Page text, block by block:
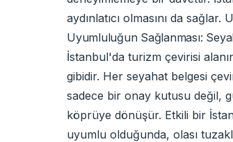
aydınlatıcı olmasını da
Uyumluluğun Sağlanması:
İstanbul'da turizm çevirisi
gibidir. Her seyahat belgesi
sadece bir onay kutusu değil,
köprüye dönüşür. Etkili bir
uyumlu olduğunda, olası